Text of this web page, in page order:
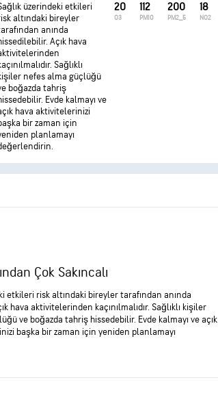
üzerindeki etkileri
altındaki bireyler
anında
Açık hava
Sağlıklı
nefes alma güçlüğü
boğazda tahriş
Evde kalmayı ve
hava aktivitelerinizi
bir zaman için
planlamayı
20
O3
112
PM10
200
PM2_5
18
NO2
Çok Sakıncalı
etkileri risk altındaki bireyler tarafından anında
hava aktivitelerinden kaçınılmalıdır. Sağlıklı kişiler
ve boğazda tahriş hissedebilir. Evde kalmayı ve açık
başka bir zaman için yeniden planlamayı